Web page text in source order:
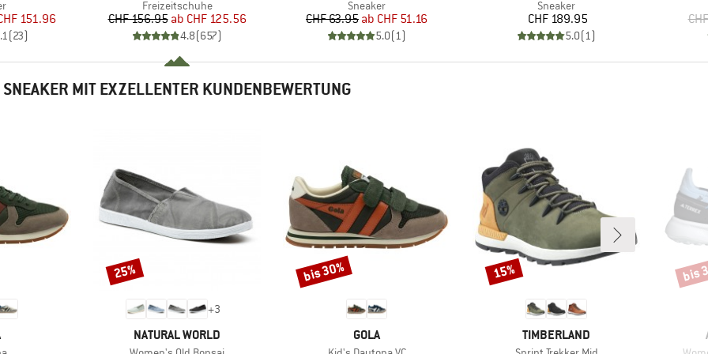
Preis
151.96
(23)
Produktgruppe
Freizeitschuhe
Preis
CHF 156.95 reduzierter Preis
ab CHF 125.56
4.8(657)
Produktgruppe
Sneaker
Preis
CHF 63.95 reduzierter Preis
ab CHF 51.16
5.0(1)
Produktgruppe
Sneaker
Preis
CHF 189.95
5.0(1)
SNEAKER MIT EXZELLENTER KUNDENBEWERTUNG
+3
MARKE
NATURAL WORLD
Rabatt
25%
MARKE
GOLA
Rabatt
bis 30%
MARKE
TIMBERLAND
Rabatt
15% bis